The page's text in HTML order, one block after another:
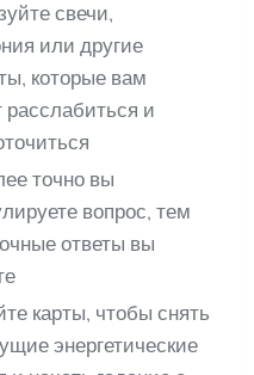
свечи,
или другие
которые вам
расслабиться и
точно вы
вопрос, тем
ответы вы
карты, чтобы снять
энергетические